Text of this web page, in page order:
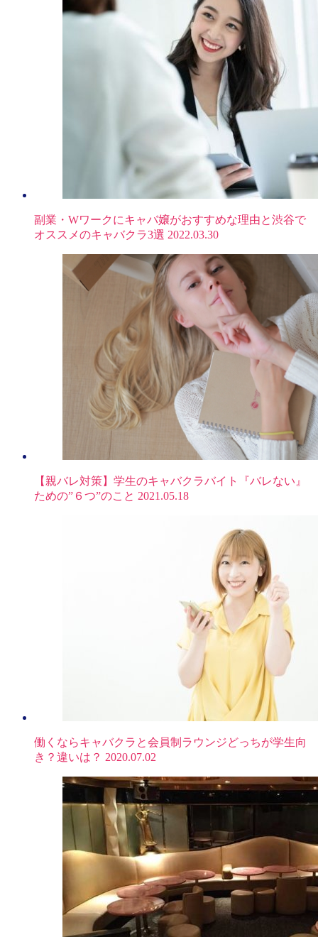
副業・Wワークにキャバ嬢がおすすめな理由と渋谷で
オススメのキャバクラ3選 2022.03.30
【親バレ対策】学生のキャバクラバイト『バレない』
ための”６つ”のこと 2021.05.18
働くならキャバクラと会員制ラウンジどっちが学生向
き？違いは？ 2020.07.02